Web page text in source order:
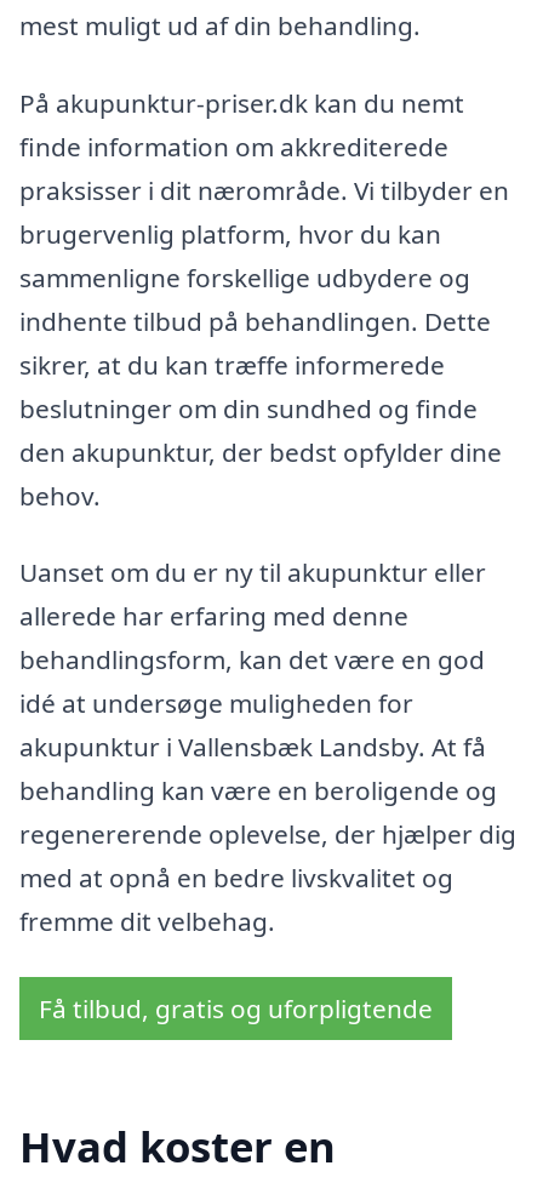
mest muligt ud af din behandling.
På akupunktur-priser.dk kan du nemt
finde information om akkrediterede
praksisser i dit nærområde. Vi tilbyder en
brugervenlig platform, hvor du kan
sammenligne forskellige udbydere og
indhente tilbud på behandlingen. Dette
sikrer, at du kan træffe informerede
beslutninger om din sundhed og finde
den akupunktur, der bedst opfylder dine
behov.
Uanset om du er ny til akupunktur eller
allerede har erfaring med denne
behandlingsform, kan det være en god
idé at undersøge muligheden for
akupunktur i Vallensbæk Landsby. At få
behandling kan være en beroligende og
regenererende oplevelse, der hjælper dig
med at opnå en bedre livskvalitet og
fremme dit velbehag.
Få tilbud, gratis og uforpligtende
Hvad koster en